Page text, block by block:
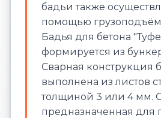
бадьи также
помощью
Бадья для бетона
формируется из
Сварная конструкция
выполнена из листов
толщиной 3 или 4 мм.
предназначенная для